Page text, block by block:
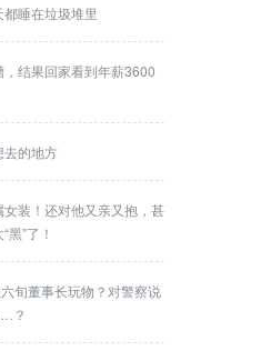
睡在垃圾堆里
结果回家看到年薪3600
去的地方
装！还对他又亲又抱，甚
”了！
旬董事长玩物？对警察说
？